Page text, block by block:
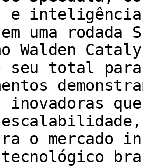
e
uma
Walden
seu total para
inovadoras
o mercado
tecnológico